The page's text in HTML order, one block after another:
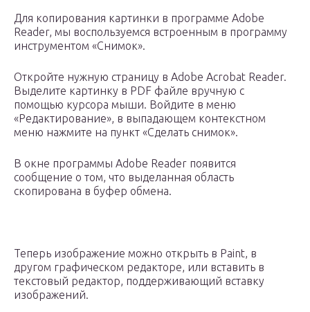
Для копирования картинки в программе Adobe
Reader, мы воспользуемся встроенным в программу
инструментом «Снимок».
Откройте нужную страницу в Adobe Acrobat Reader.
Выделите картинку в PDF файле вручную с
помощью курсора мыши. Войдите в меню
«Редактирование», в выпадающем контекстном
меню нажмите на пункт «Сделать снимок».
В окне программы Adobe Reader появится
сообщение о том, что выделанная область
скопирована в буфер обмена.
Теперь изображение можно открыть в Paint, в
другом графическом редакторе, или вставить в
текстовый редактор, поддерживающий вставку
изображений.